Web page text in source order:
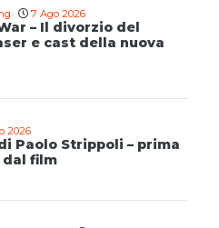
7 Ago 2026
– Il divorzio del
e cast della nuova
2026
Paolo Strippoli – prima
film